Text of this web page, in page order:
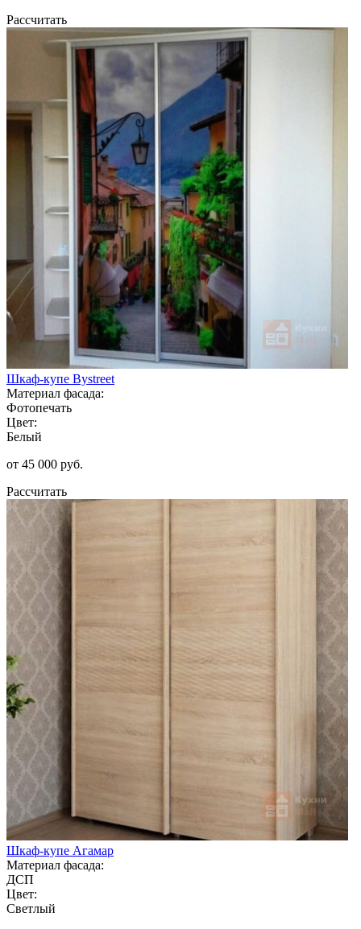
Рассчитать
Шкаф-купе Bystreet
Материал фасада:
Фотопечать
Цвет:
Белый
от 45 000 руб.
Рассчитать
Шкаф-купе Агамар
Материал фасада:
ДСП
Цвет:
Светлый